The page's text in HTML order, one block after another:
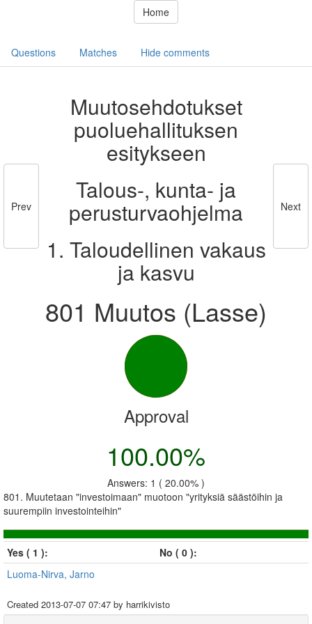
Home
Questions Matches Hide comments
Prev
Muutosehdotukset
puoluehallituksen
esitykseen
Talous-, kunta- ja
perusturvaohjelma
1. Taloudellinen vakaus
ja kasvu
801 Muutos (Lasse)
Next
Approval
100.00%
Answers: 1 ( 20.00% )
801. Muutetaan "investoimaan" muotoon "yrityksiä säästöihin ja
suurempiin investointeihin"
Yes ( 1 ):
No ( 0 ):
Luoma-Nirva, Jarno
Created 2013-07-07 07:47 by harrikivisto